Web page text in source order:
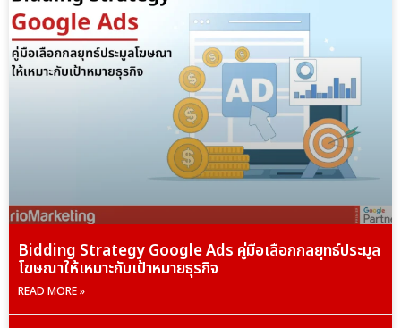
Bidding Strategy Google Ads คู่มือเลือกกลยุทธ์ประมูล
โฆษณาให้เหมาะกับเป้าหมายธุรกิจ
READ MORE »